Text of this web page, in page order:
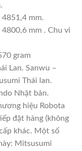
mm.
mm . Chu vi
gram
Lan. Sanwu –
Thái lan.
Nhật bản.
hiệu Robota
đặt hàng (không
khác. Một số
Mitsusumi